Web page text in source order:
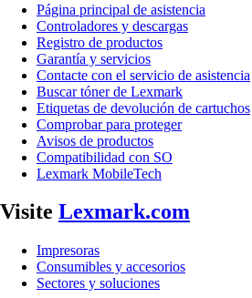
Página principal de asistencia
Controladores y descargas
Registro de productos
Garantía y servicios
Contacte con el servicio de asistencia
Buscar tóner de Lexmark
Etiquetas de devolución de cartuchos
Comprobar para proteger
Avisos de productos
Compatibilidad con SO
Lexmark MobileTech
Visite Lexmark.com
Impresoras
Consumibles y accesorios
Sectores y soluciones